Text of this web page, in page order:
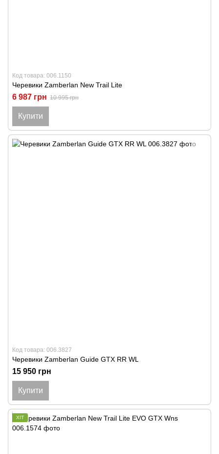
Код товара: 006.1150
Черевики Zamberlan New Trail Lite
6 987 грн 10 995 грн
Купити
Код товара: 006.3827
Черевики Zamberlan Guide GTX RR WL
15 950 грн
Купити
ХІТ